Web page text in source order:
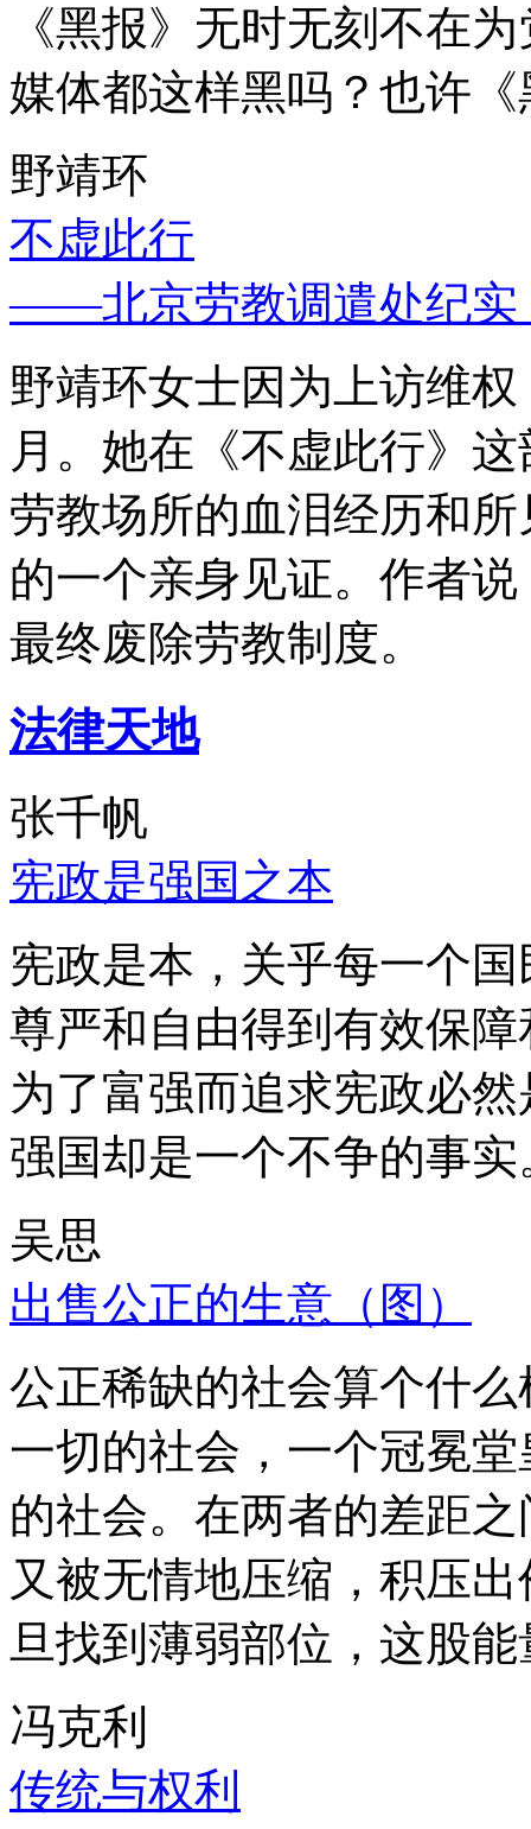
《黑报》无时无刻不在
媒体都这样黑吗？也许
野靖环
不虚此行
——北京劳教调遣处纪实
野靖环女士因为上访维
月。她在《不虚此行》
劳教场所的血泪经历和
的一个亲身见证。作者
最终废除劳教制度。
法律天地
张千帆
宪政是强国之本
宪政是本，关乎每一个
尊严和自由得到有效保
为了富强而追求宪政必
强国却是一个不争的事实
吴思
出售公正的生意（图）
公正稀缺的社会算个什
一切的社会，一个冠冕
的社会。在两者的差距
又被无情地压缩，积压
旦找到薄弱部位，这股
冯克利
传统与权利